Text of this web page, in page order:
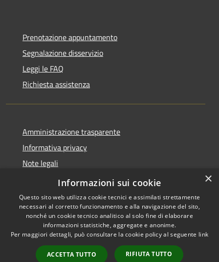
Prenotazione appuntamento
Segnalazione disservizio
Leggi le FAQ
Richiesta assistenza
Amministrazione trasparente
Informativa privacy
Note legali
Dichiarazione di accessibilità
Accessibilità
Copyright © 2026 • Comune di
Berchidda • Powered by
Municipium•
Accesso
×
Informazioni sui cookie
Questo sito web utilizza cookie tecnici e assimilati strettamente
necessari al corretto funzionamento e alla navigazione del sito,
nonché un cookie tecnico analitico al solo fine di elaborare
informazioni statistiche, aggregate e anonime.
Per maggiori dettagli, può consultare la cookie policy al seguente link
ACCETTA TUTTO RIFIUTA TUTTO